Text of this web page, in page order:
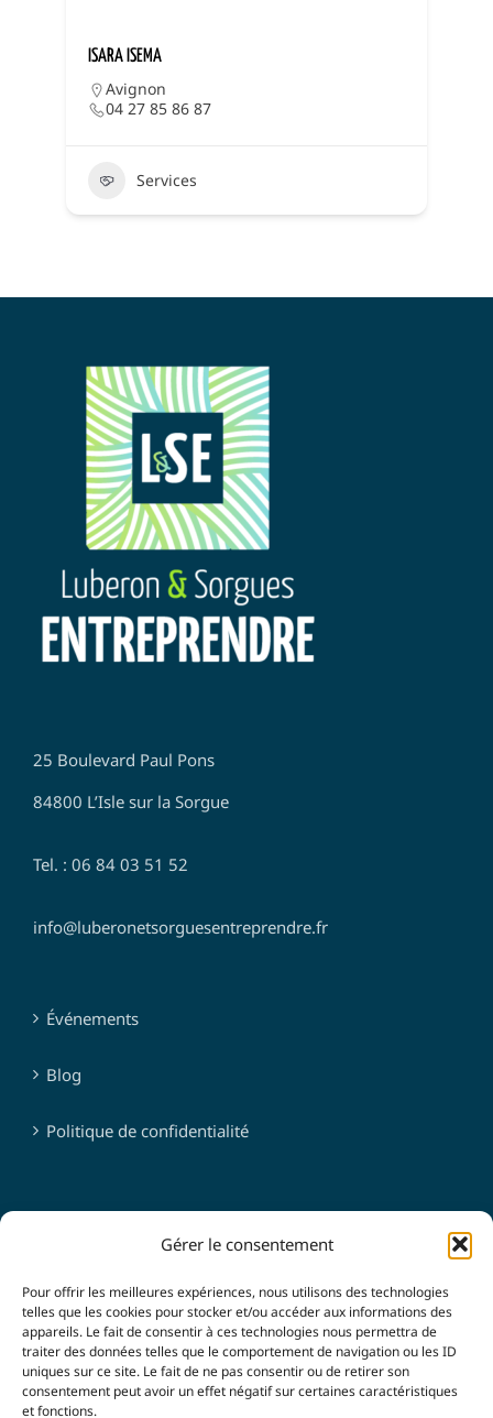
Gérer le consentement
Pour offrir les meilleures expériences, nous utilisons des technologies
telles que les cookies pour stocker et/ou accéder aux informations des
appareils. Le fait de consentir à ces technologies nous permettra de
traiter des données telles que le comportement de navigation ou les ID
uniques sur ce site. Le fait de ne pas consentir ou de retirer son
consentement peut avoir un effet négatif sur certaines caractéristiques
et fonctions.
ISARA ISEMA
Avignon
04 27 85 86 87
Services
25 Boulevard Paul Pons
84800 L’Isle sur la Sorgue
Tel. : 06 84 03 51 52
info@luberonetsorguesentreprendre.fr
Événements
Blog
Politique de confidentialité